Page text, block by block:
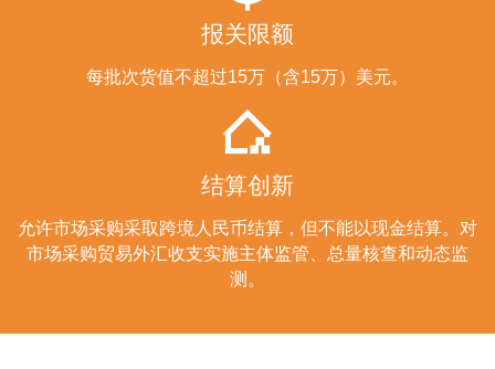
报关限额
每批次货值不超过15万（含15万）美元。
结算创新
允许市场采购采取跨境人民币结算，但不能以现金结算。对
市场采购贸易外汇收支实施主体监管、总量核查和动态监
测。